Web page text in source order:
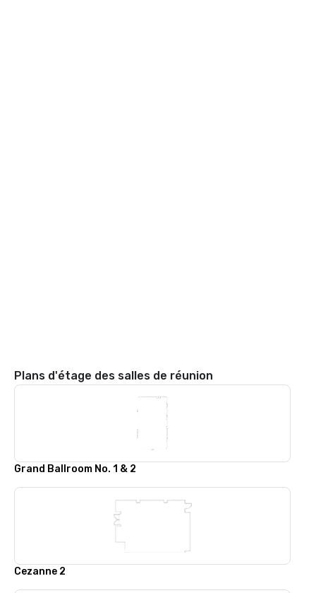
Plans d'étage des salles de réunion
Grand Ballroom No. 1 & 2
Cezanne 2